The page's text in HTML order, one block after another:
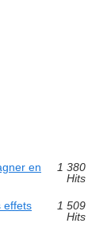
en
1 380
Hits
effets
1 509
Hits